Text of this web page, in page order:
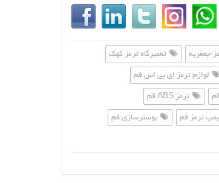
جعفریه تعمیرگاه ترمز کهک
لوازم ترمز ای بی اس قم
ترمز ABS قم
پمپ ترمز قم بوسترسازی قم